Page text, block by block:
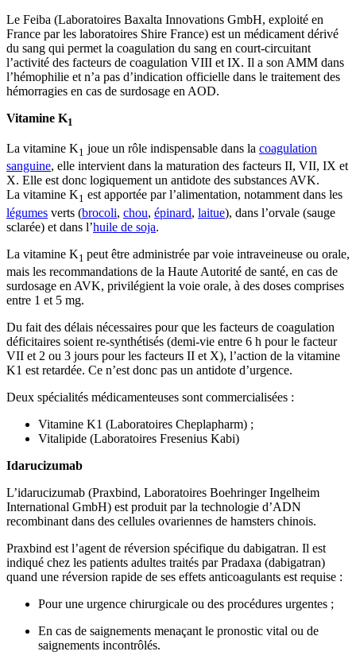
Le Feiba (Laboratoires Baxalta Innovations GmbH, exploité en
France par les laboratoires Shire France) est un médicament dérivé
du sang qui permet la coagulation du sang en court-circuitant
l’activité des facteurs de coagulation VIII et IX. Il a son AMM dans
l’hémophilie et n’a pas d’indication officielle dans le traitement des
hémorragies en cas de surdosage en AOD.
Vitamine K1
La vitamine K1 joue un rôle indispensable dans la coagulation
sanguine, elle intervient dans la maturation des facteurs II, VII, IX et
X. Elle est donc logiquement un antidote des substances AVK.
La vitamine K1 est apportée par l’alimentation, notamment dans les
légumes verts (brocoli, chou, épinard, laitue), dans l’orvale (sauge
sclarée) et dans l’huile de soja.
La vitamine K1 peut être administrée par voie intraveineuse ou orale,
mais les recommandations de la Haute Autorité de santé, en cas de
surdosage en AVK, privilégient la voie orale, à des doses comprises
entre 1 et 5 mg.
Du fait des délais nécessaires pour que les facteurs de coagulation
déficitaires soient re-synthétisés (demi-vie entre 6 h pour le facteur
VII et 2 ou 3 jours pour les facteurs II et X), l’action de la vitamine
K1 est retardée. Ce n’est donc pas un antidote d’urgence.
Deux spécialités médicamenteuses sont commercialisées :
Vitamine K1 (Laboratoires Cheplapharm) ;
Vitalipide (Laboratoires Fresenius Kabi)
Idarucizumab
L’idarucizumab (Praxbind, Laboratoires Boehringer Ingelheim
International GmbH) est produit par la technologie d’ADN
recombinant dans des cellules ovariennes de hamsters chinois.
Praxbind est l’agent de réversion spécifique du dabigatran. Il est
indiqué chez les patients adultes traités par Pradaxa (dabigatran)
quand une réversion rapide de ses effets anticoagulants est requise :
Pour une urgence chirurgicale ou des procédures urgentes ;
En cas de saignements menaçant le pronostic vital ou de
saignements incontrôlés.